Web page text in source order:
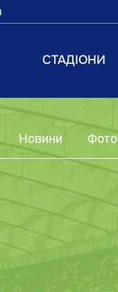
СТАДІОНИ
Новини Фото